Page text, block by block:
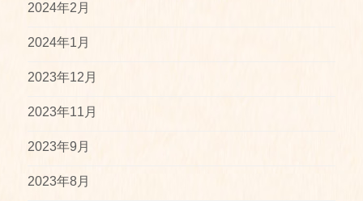
2024年2月
2024年1月
2023年12月
2023年11月
2023年9月
2023年8月